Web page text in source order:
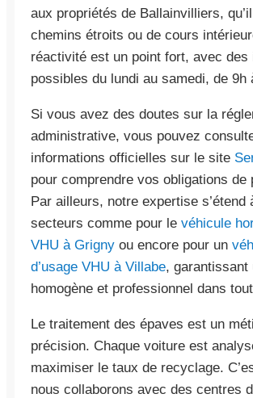
aux propriétés de Ballainvilliers,
chemins étroits ou de cours
réactivité est un point fort, avec des
possibles du lundi au samedi, de 9h
Si vous avez des doutes sur la
administrative, vous pouvez
informations officielles sur le site
pour comprendre vos obligations de
Par ailleurs, notre expertise s’étend
secteurs comme pour le véhicule
VHU à Grigny ou encore pour un
d’usage VHU à Villabe, garantissant
homogène et professionnel dans
Le traitement des épaves est un
précision. Chaque voiture est
maximiser le taux de recyclage.
nous collaborons avec des centres